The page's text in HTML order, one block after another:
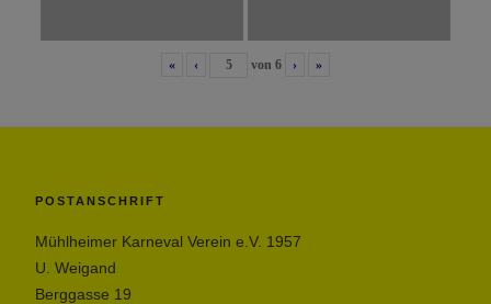
« ‹ von 6 › »
POSTANSCHRIFT
Mühlheimer Karneval Verein e.V. 1957
U. Weigand
Berggasse 19